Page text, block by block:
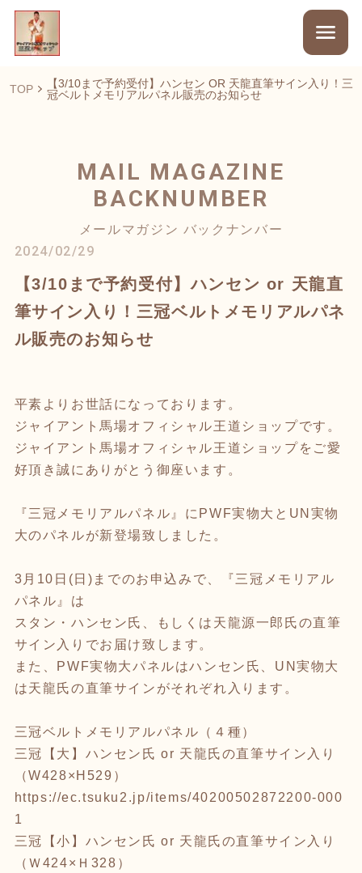
TOP
【3/10まで予約受付】ハンセン OR 天龍直筆サイン入り！三
冠ベルトメモリアルパネル販売のお知らせ
MAIL MAGAZINE
BACKNUMBER
メールマガジン バックナンバー
2024/02/29
【3/10まで予約受付】ハンセン or 天龍直
筆サイン入り！三冠ベルトメモリアルパネ
ル販売のお知らせ
平素よりお世話になっております。
ジャイアント馬場オフィシャル王道ショップです。
ジャイアント馬場オフィシャル王道ショップをご愛
好頂き誠にありがとう御座います。
『三冠メモリアルパネル』にPWF実物大とUN実物
大のパネルが新登場致しました。
3月10日(日)までのお申込みで、『三冠メモリアル
パネル』は
スタン・ハンセン氏、もしくは天龍源一郎氏の直筆
サイン入りでお届け致します。
また、PWF実物大パネルはハンセン氏、UN実物大
は天龍氏の直筆サインがそれぞれ入ります。
三冠ベルトメモリアルパネル（４種）
三冠【大】ハンセン氏 or 天龍氏の直筆サイン入り
（W428×H529）
https://ec.tsuku2.jp/items/40200502872200-000
1
三冠【小】ハンセン氏 or 天龍氏の直筆サイン入り
（Ｗ424×Ｈ328）